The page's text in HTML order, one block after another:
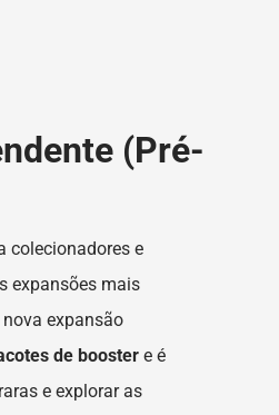
(Pré-
colecionadores e
expansões mais
expansão
de booster e é
e explorar as